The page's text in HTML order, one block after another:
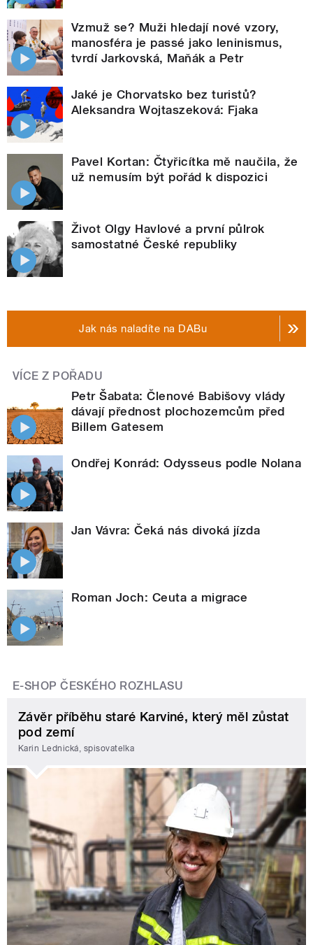
Vzmuž se? Muži hledají nové vzory,
manosféra je passé jako leninismus,
tvrdí Jarkovská, Maňák a Petr
Jaké je Chorvatsko bez turistů?
Aleksandra Wojtaszeková: Fjaka
Pavel Kortan: Čtyřicítka mě naučila, že
už nemusím být pořád k dispozici
Život Olgy Havlové a první půlrok
samostatné České republiky
Jak nás naladíte na DABu
VÍCE Z POŘADU
Petr Šabata: Členové Babišovy vlády
dávají přednost plochozemcům před
Billem Gatesem
Ondřej Konrád: Odysseus podle Nolana
Jan Vávra: Čeká nás divoká jízda
Roman Joch: Ceuta a migrace
E-SHOP ČESKÉHO ROZHLASU
Závěr příběhu staré Karviné, který měl zůstat
pod zemí
Karin Lednická, spisovatelka